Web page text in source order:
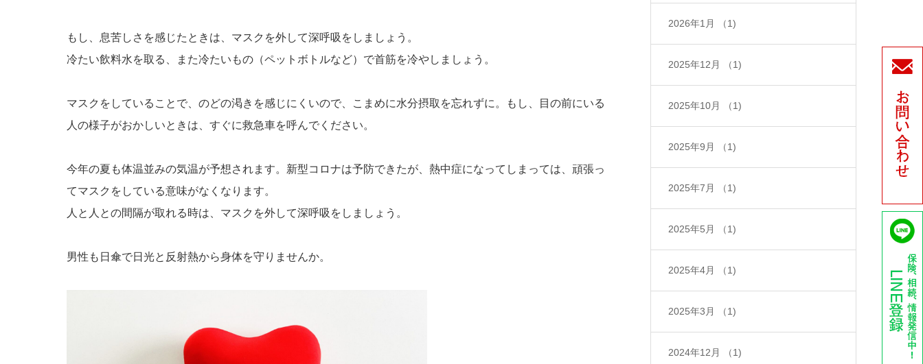
もし、息苦しさを感じたときは、マスクを外して深呼吸をしましょう。
冷たい飲料水を取る、また冷たいもの（ペットボトルなど）で首筋を冷やしましょう。
マスクをしていることで、のどの渇きを感じにくいので、こまめに水分摂取を忘れずに。もし、目の前にいる
人の様子がおかしいときは、すぐに救急車を呼んでください。
今年の夏も体温並みの気温が予想されます。新型コロナは予防できたが、熱中症になってしまっては、頑張っ
てマスクをしている意味がなくなります。
人と人との間隔が取れる時は、マスクを外して深呼吸をしましょう。
男性も日傘で日光と反射熱から身体を守りませんか。
2026年1月 （1)
2025年12月 （1)
2025年10月 （1)
2025年9月 （1)
2025年7月 （1)
2025年5月 （1)
2025年4月 （1)
2025年3月 （1)
2024年12月 （1)